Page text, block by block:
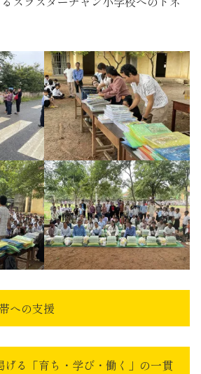
への支援
る「育ち・学び・働く」の一貫